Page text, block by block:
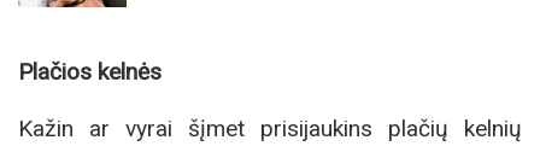
Plačios kelnės
Kažin ar vyrai šįmet prisijaukins plačių kelnių